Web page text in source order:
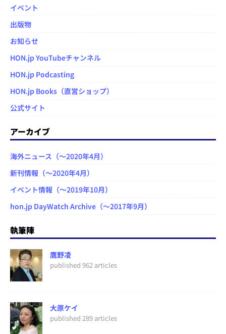
イベント
出版物
お知らせ
HON.jp YouTubeチャンネル
HON.jp Podcasting
HON.jp Books（直営ショップ）
公式サイト
アーカイブ
海外ニュース（～2020年4月）
新刊情報（～2020年4月）
イベント情報（～2019年10月）
hon.jp DayWatch Archive（～2017年9月）
執筆陣
鷹野凌
published 962 articles
大原ケイ
published 289 articles